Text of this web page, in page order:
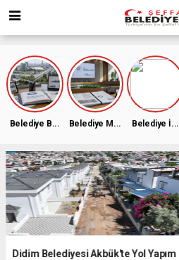
Belediye B... Belediye M... Belediye İ...
Didim Belediyesi Akbük'te Yol Yapım